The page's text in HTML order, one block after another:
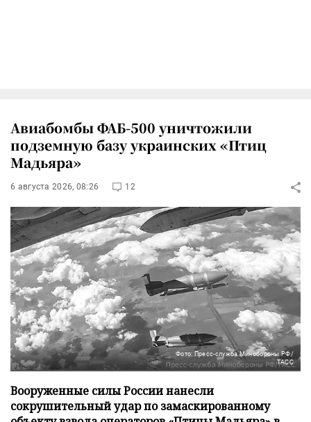
Авиабомбы ФАБ-500 уничтожили
подземную базу украинских «Птиц
Мадьяра»
6 августа 2026, 08:26 12
Фото: Пресс-служба Минобороны РФ/
ТАСС
Вооруженные силы России нанесли
сокрушительный удар по замаскированному